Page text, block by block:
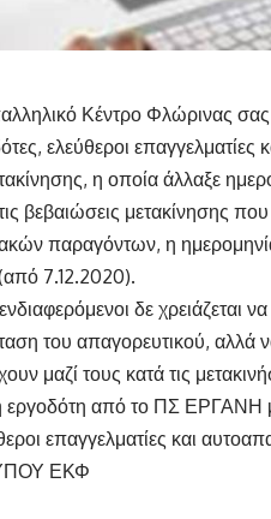
Κέντρο Φλώρινας
ελεύθεροι
η οποία άλλαξε
βεβαιώσεις μετακίνησης
παραγόντων, η
7.12.2020).
δε χρειάζεται
του απαγορευτικού, αλλά
μαζί τους κατά τις
από το ΠΣ ΕΡΓΑΝΗ
επαγγελματίες και
ΕΚΦ